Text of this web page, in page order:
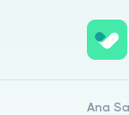
Ana